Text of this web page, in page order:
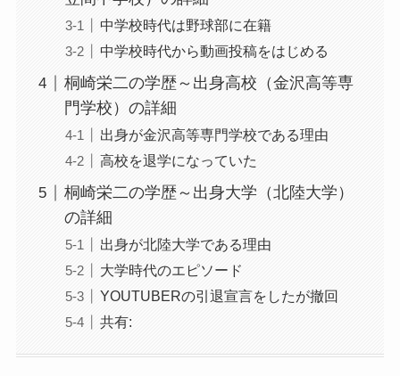
中学校時代は野球部に在籍
中学校時代から動画投稿をはじめる
桐崎栄二の学歴～出身高校（金沢高等専
門学校）の詳細
出身が金沢高等専門学校である理由
高校を退学になっていた
桐崎栄二の学歴～出身大学（北陸大学）
の詳細
出身が北陸大学である理由
大学時代のエピソード
YOUTUBERの引退宣言をしたが撤回
共有: